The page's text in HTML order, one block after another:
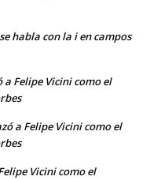
habla con la i en campos
Felipe Vicini como el
a Felipe Vicini como el
Vicini como el